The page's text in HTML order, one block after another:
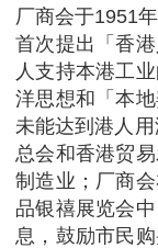
厂商会于1951
首次提出「香
人支持本港工
洋思想和「本
未能达到港人
总会和香港贸
制造业；厂商
品银禧展览会
息，鼓励市民